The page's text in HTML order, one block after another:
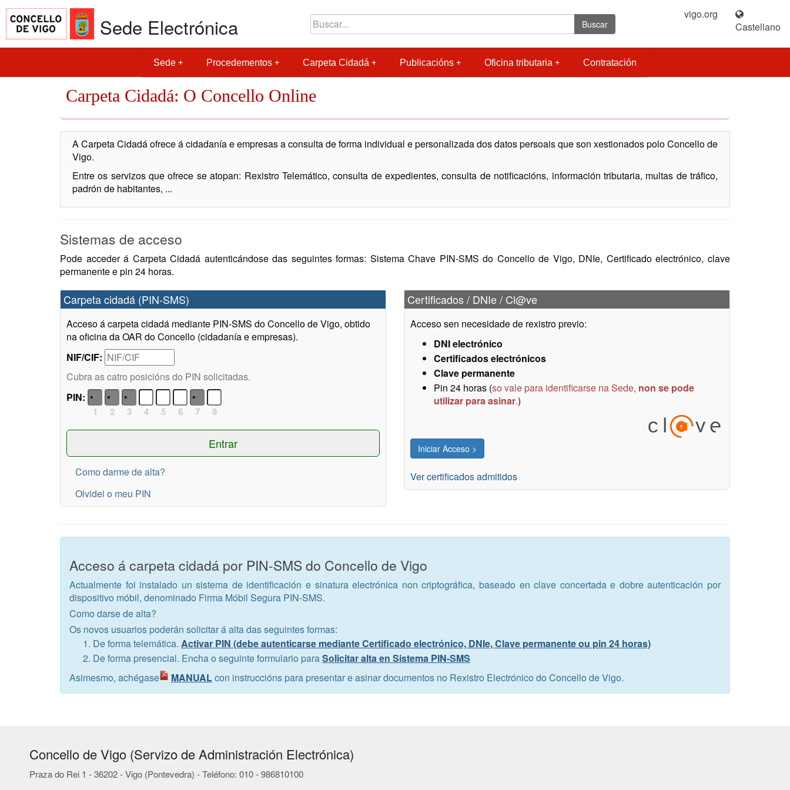
Sede Electrónica Buscar
vigo.org
Castellano
Sede Procedementos Carpeta Cidadá Publicacións Oficina tributaria Contratación
Carpeta Cidadá: O Concello Online
A Carpeta Cidadá ofrece á cidadanía e empresas a consulta de forma individual e personalizada dos datos persoais que son xestionados polo Concello de
Vigo.
Entre os servizos que ofrece se atopan: Rexistro Telemático, consulta de expedientes, consulta de notificacións, información tributaria, multas de tráfico,
padrón de habitantes, ...
Sistemas de acceso
Pode acceder á Carpeta Cidadá autenticándose das seguintes formas: Sistema Chave PIN-SMS do Concello de Vigo, DNIe, Certificado electrónico, clave
permanente e pin 24 horas.
Carpeta cidadá (PIN-SMS)
Acceso á carpeta cidadá mediante PIN-SMS do Concello de Vigo, obtido
na oficina da OAR do Concello (cidadanía e empresas).
NIF/CIF:
Cubra as catro posicións do PIN solicitadas.
PIN:
1 2 3 4 5 6 7 8
Como darme de alta?
Olvidei o meu PIN
Certificados / DNIe / Cl@ve
Acceso sen necesidade de rexistro previo:
DNI electrónico
Certificados electrónicos
Clave permanente
Pin 24 horas (so vale para identificarse na Sede, non se pode
utilizar para asinar.)
Ver certificados admitidos
Acceso á carpeta cidadá por PIN-SMS do Concello de Vigo
Actualmente foi instalado un sistema de identificación e sinatura electrónica non criptográfica, baseado en clave concertada e dobre autenticación por
dispositivo móbil, denominado Firma Móbil Segura PIN-SMS.
Como darse de alta?
Os novos usuarios poderán solicitar á alta das seguintes formas:
De forma telemática. Activar PIN (debe autenticarse mediante Certificado electrónico, DNIe, Clave permanente ou pin 24 horas)
De forma presencial. Encha o seguinte formulario paraSolicitar alta en Sistema PIN-SMS
Asimesmo, achégase
MANUALcon instruccións para presentar e asinar documentos no Rexistro Electrónico do Concello de Vigo.
Concello de Vigo (Servizo de Administración Electrónica)
Praza do Rei 1 - 36202 - Vigo (Pontevedra) - Teléfono: 010 - 986810100